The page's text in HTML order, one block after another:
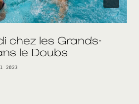
chez les Grands-
le Doubs
2023